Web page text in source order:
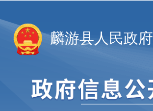
麟游县人民政府